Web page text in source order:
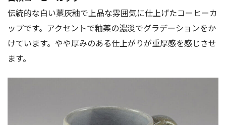
伝統的な白い藁灰釉で上品な雰囲気に仕上げたコーヒーカ
ップです。アクセントで釉薬の濃淡でグラデーションをか
けています。やや厚みのある仕上がりが重厚感を感じさせ
ます。